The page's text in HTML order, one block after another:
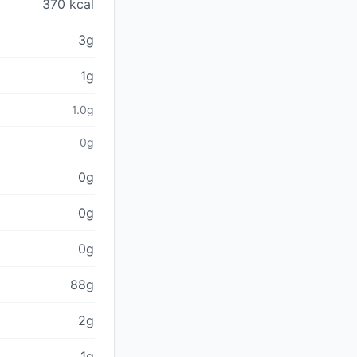
370 kcal
3g
1g
1.0g
0g
0g
0g
0g
88g
2g